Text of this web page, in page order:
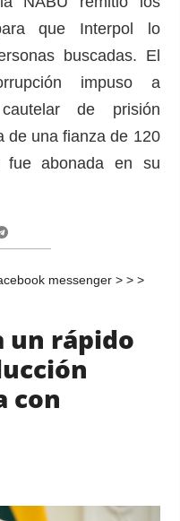
que Interpol lo
buscadas. El
impuso a
de prisión
de una fianza de 120
fue abonada en su
messenger > > >
un rápido
con